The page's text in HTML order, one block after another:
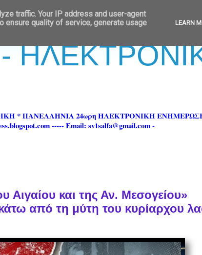
-
* ΠΑΝΕΛΛΗΝΙΑ 24ωρη ΗΛΕΚΤΡΟΝΙΚΗ
----- Email: sv1salfa@gmail.com -
Αιγαίου και της Αν. Μεσογείου»
κάτω από τη μύτη του κυρίαρχου
traffic. Your IP address and user-agent
ensure quality of service, generate usage
LEARN